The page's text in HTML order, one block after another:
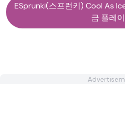
ESprunki(스프런키) Cool As
금 플레이